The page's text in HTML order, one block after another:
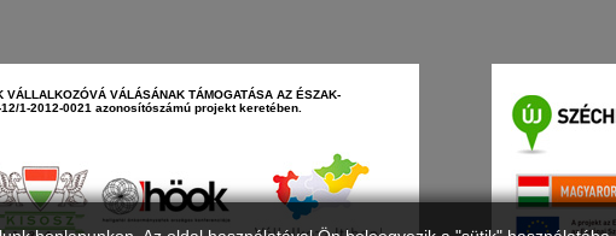
VÁLÁSÁNAK TÁMOGATÁSA AZ ÉSZAK-
1-2012-0021 azonosítószámú projekt keretében.